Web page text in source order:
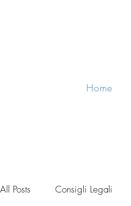
Home
All Posts Consigli Legali